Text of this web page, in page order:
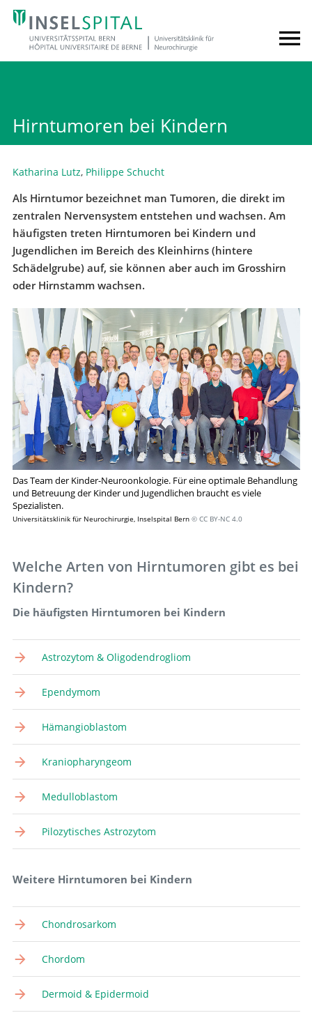
Hirntumoren bei Kindern
Katharina Lutz, Philippe Schucht
Als Hirntumor bezeichnet man Tumoren, die direkt im
zentralen Nervensystem entstehen und wachsen. Am
häufigsten treten Hirntumoren bei Kindern und
Jugendlichen im Bereich des Kleinhirns (hintere
Schädelgrube) auf, sie können aber auch im Grosshirn
oder Hirnstamm wachsen.
Das Team der Kinder-Neuroonkologie. Für eine optimale Behandlung
und Betreuung der Kinder und Jugendlichen braucht es viele
Spezialisten.
Universitätsklinik für Neurochirurgie, Inselspital Bern © CC BY-NC 4.0
Welche Arten von Hirntumoren gibt es bei
Kindern?
Die häufigsten Hirntumoren bei Kindern
Astrozytom & Oligodendrogliom
Ependymom
Hämangioblastom
Kraniopharyngeom
Medulloblastom
Pilozytisches Astrozytom
Weitere Hirntumoren bei Kindern
Chondrosarkom
Chordom
Dermoid & Epidermoid